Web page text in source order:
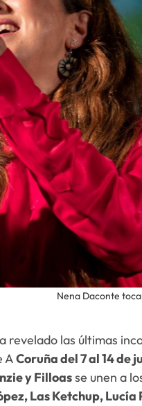
Nena Daconte
revelado las últimas
ACoruña del 7 al 14 de
y Filloasse unen a
Las Ketchup,